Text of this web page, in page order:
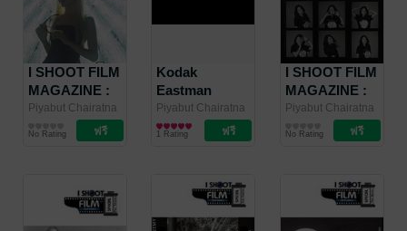
I SHOOT FILM
MAGAZINE :
Issue 27
Piyabut Chairatna
/ I SHOOT FILM
MAGAZINE
นิตยสารศิลปะ/
ภาพถ่าย/การ
No Rating
Kodak
Eastman
Double X
65mm / IMAX
Piyabut Chairatna
/ I SHOOT FILM
MAGAZINE
ศิลปะและภาพถ่าย
1 Rating
I SHOOT FILM
MAGAZINE :
Special Part
Piyabut Chairatna
/ I SHOOT FILM
MAGAZINE
นิตยสารสาระบันเทิง
No Rating